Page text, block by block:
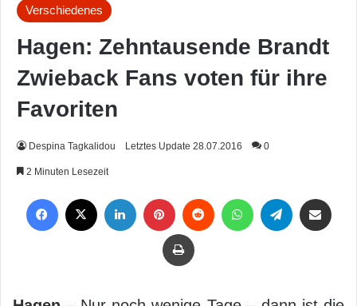
Verschiedenes
Hagen: Zehntausende Brandt
Zwieback Fans voten für ihre
Favoriten
Despina Tagkalidou Letztes Update 28.07.2016 0
2 Minuten Lesezeit
Drucken